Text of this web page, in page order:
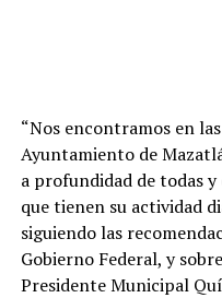
“Nos encontramos en
Ayuntamiento de
a profundidad de todas y
que tienen su actividad
siguiendo las
Gobierno Federal, y
Presidente Municipal